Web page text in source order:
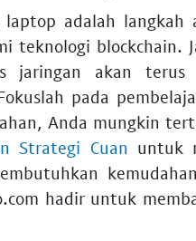
laptop adalah
teknologi blockchain.
jaringan akan terus
pada
Anda mungkin
Strategi Cuan untuk
hadir untuk